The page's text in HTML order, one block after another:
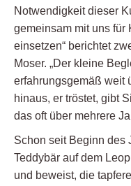
Notwendigkeit dieser
gemeinsam mit uns für
einsetzen“ berichtet
Moser. „Der kleine
erfahrungsgemäß weit
hinaus, er tröstet, gibt
das oft über mehrere
Schon seit Beginn des
Teddybär auf dem
und beweist, die